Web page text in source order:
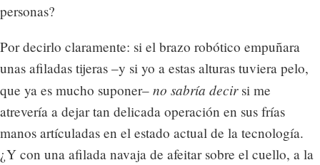
personas?
Por decirlo claramente: si el brazo robótico empuñara
unas afiladas tijeras –y si yo a estas alturas tuviera pelo,
que ya es mucho suponer– no sabría decirsi me
atrevería a dejar tan delicada operación en sus frías
manos artículadas en el estado actual de la tecnología.
¿Y con una afilada navaja de afeitar sobre el cuello, a la